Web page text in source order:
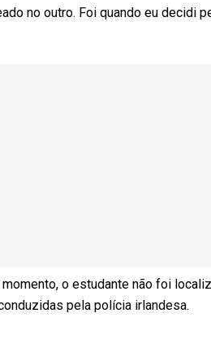
no outro. Foi quando eu decidi
o estudante não foi
pela polícia irlandesa.